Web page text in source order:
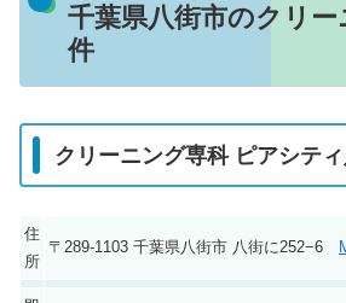
千葉県八街市のクリー
件
クリーニング専科 ピアシテ
住
所
〒289-1103 千葉県八街市 八街に252−6